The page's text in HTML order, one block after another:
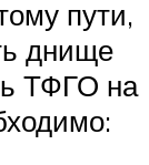
пути,
днище
ТФГО на